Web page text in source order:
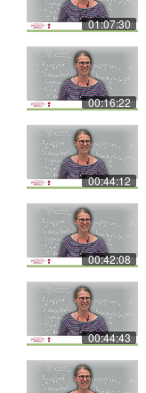
01:07:30
00:16:22
00:44:12
00:42:08
00:44:43